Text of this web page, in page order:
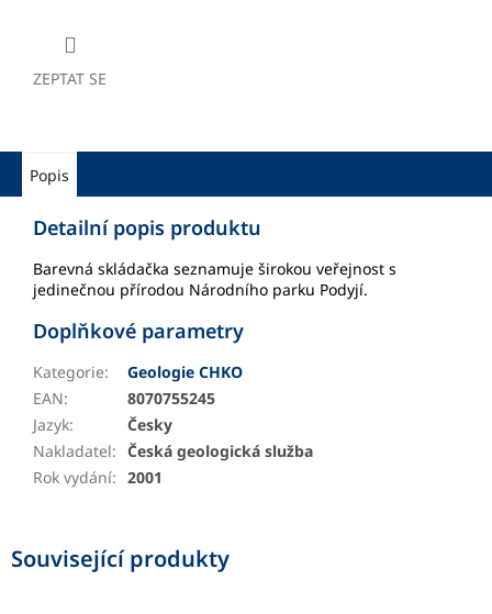
ZEPTAT SE
Související produkty
Popis
Detailní popis produktu
Barevná skládačka seznamuje širokou veřejnost s
jedinečnou přírodou Národního parku Podyjí.
Doplňkové parametry
Kategorie:
Geologie CHKO
EAN:
8070755245
Jazyk:
Česky
Nakladatel: Česká geologická služba
Rok vydání: 2001